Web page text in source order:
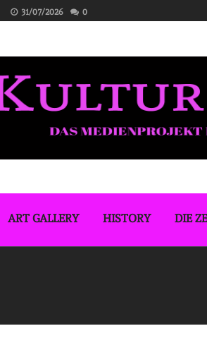
31/07/2026 0
ART GALLERY HISTORY DIE